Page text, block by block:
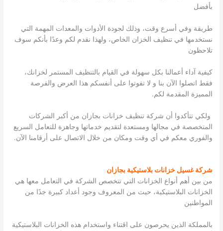
بأفضل
طريقة وفي أسرع وقت، وذلك لجودة الأدوات والمعدات المهمة التي
نستخدمها في تنظيف الخزان الخاص، ولهذا نقدم لكم وعدًا بأنكم سوف
تلاحظون
كيفية آداء أعمالنا بكل سهولة في القيام بالتنظيف المستمر لخزانك،
فقط اتصلوا الآن بنا و لا تفوتوا على أنفسكم هذا العرض والفرصة
المميزة المقدمة لكم.
ولكي تتأكدوا أن شركة تنظيف خزانات بجازان من أكبر الشركات
المتخصصة في مجالها ومستعدة لتقديم خدماتها وجاهزة للتعامل السريع
والفوري معكم في أي وقت ومكان من خلال الاتصال على أرقامنا الآن.
شركة غسيل خزانات بلاستيكية بجازان
من بين أهم أنواع الخزانات التي تتخصص الشركة في التعامل معها هي
الخزانات البلاستيكية، حيث من المعروف وجود أعداد كبيرة جدًا من
المواطنين
بالمملكة الذين يحرصون على اقتناء واستخدام هذه الخزانات البلاستيكية